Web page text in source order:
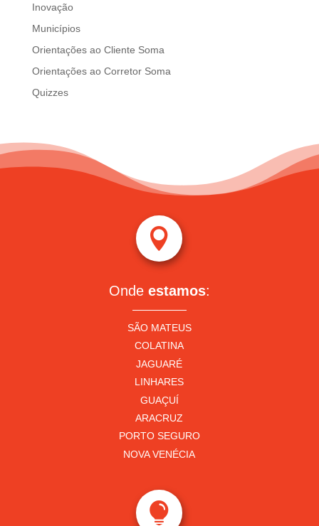
Inovação
Municípios
Orientações ao Cliente Soma
Orientações ao Corretor Soma
Quizzes

Onde estamos:
SÃO MATEUS
COLATINA
JAGUARÉ
LINHARES
GUAÇUÍ
ARACRUZ
PORTO SEGURO
NOVA VENÉCIA
